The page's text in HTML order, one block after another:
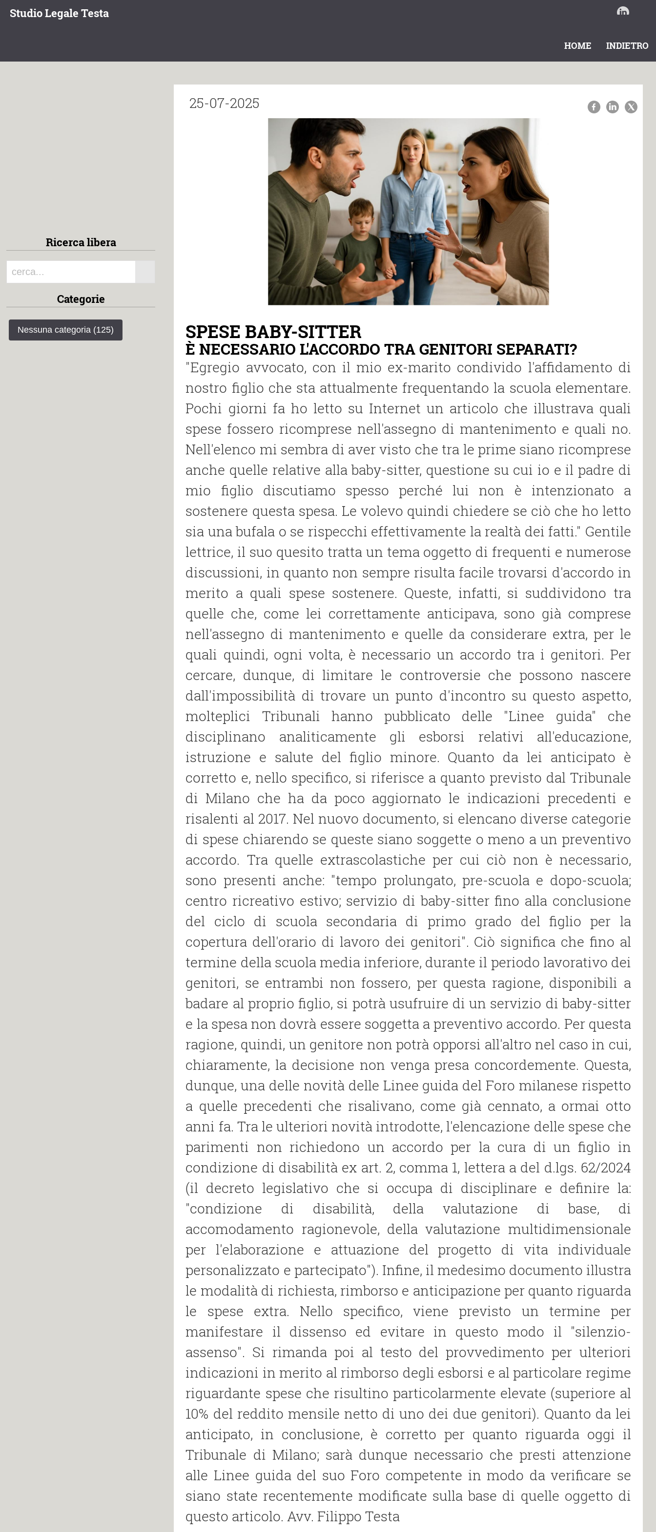
Studio Legale Testa
HOME INDIETRO
Ricerca libera
Categorie
Nessuna categoria (125)
25-07-2025
SPESE BABY-SITTER
È NECESSARIO L′ACCORDO TRA GENITORI SEPARATI?
"Egregio avvocato, con il mio ex-marito condivido l′affidamento di
nostro figlio che sta attualmente frequentando la scuola elementare.
Pochi giorni fa ho letto su Internet un articolo che illustrava quali
spese fossero ricomprese nell′assegno di mantenimento e quali no.
Nell′elenco mi sembra di aver visto che tra le prime siano ricomprese
anche quelle relative alla baby-sitter, questione su cui io e il padre di
mio figlio discutiamo spesso perché lui non è intenzionato a
sostenere questa spesa. Le volevo quindi chiedere se ciò che ho letto
sia una bufala o se rispecchi effettivamente la realtà dei fatti." Gentile
lettrice, il suo quesito tratta un tema oggetto di frequenti e numerose
discussioni, in quanto non sempre risulta facile trovarsi d′accordo in
merito a quali spese sostenere. Queste, infatti, si suddividono tra
quelle che, come lei correttamente anticipava, sono già comprese
nell′assegno di mantenimento e quelle da considerare extra, per le
quali quindi, ogni volta, è necessario un accordo tra i genitori. Per
cercare, dunque, di limitare le controversie che possono nascere
dall′impossibilità di trovare un punto d′incontro su questo aspetto,
molteplici Tribunali hanno pubblicato delle "Linee guida" che
disciplinano analiticamente gli esborsi relativi all′educazione,
istruzione e salute del figlio minore. Quanto da lei anticipato è
corretto e, nello specifico, si riferisce a quanto previsto dal Tribunale
di Milano che ha da poco aggiornato le indicazioni precedenti e
risalenti al 2017. Nel nuovo documento, si elencano diverse categorie
di spese chiarendo se queste siano soggette o meno a un preventivo
accordo. Tra quelle extrascolastiche per cui ciò non è necessario,
sono presenti anche: "tempo prolungato, pre-scuola e dopo-scuola;
centro ricreativo estivo; servizio di baby-sitter fino alla conclusione
del ciclo di scuola secondaria di primo grado del figlio per la
copertura dell′orario di lavoro dei genitori". Ciò significa che fino al
termine della scuola media inferiore, durante il periodo lavorativo dei
genitori, se entrambi non fossero, per questa ragione, disponibili a
badare al proprio figlio, si potrà usufruire di un servizio di baby-sitter
e la spesa non dovrà essere soggetta a preventivo accordo. Per questa
ragione, quindi, un genitore non potrà opporsi all′altro nel caso in cui,
chiaramente, la decisione non venga presa concordemente. Questa,
dunque, una delle novità delle Linee guida del Foro milanese rispetto
a quelle precedenti che risalivano, come già cennato, a ormai otto
anni fa. Tra le ulteriori novità introdotte, l′elencazione delle spese che
parimenti non richiedono un accordo per la cura di un figlio in
condizione di disabilità ex art. 2, comma 1, lettera a del d.lgs. 62/2024
(il decreto legislativo che si occupa di disciplinare e definire la:
"condizione di disabilità, della valutazione di base, di
accomodamento ragionevole, della valutazione multidimensionale
per l′elaborazione e attuazione del progetto di vita individuale
personalizzato e partecipato"). Infine, il medesimo documento illustra
le modalità di richiesta, rimborso e anticipazione per quanto riguarda
le spese extra. Nello specifico, viene previsto un termine per
manifestare il dissenso ed evitare in questo modo il "silenzio-
assenso". Si rimanda poi al testo del provvedimento per ulteriori
indicazioni in merito al rimborso degli esborsi e al particolare regime
riguardante spese che risultino particolarmente elevate (superiore al
10% del reddito mensile netto di uno dei due genitori). Quanto da lei
anticipato, in conclusione, è corretto per quanto riguarda oggi il
Tribunale di Milano; sarà dunque necessario che presti attenzione
alle Linee guida del suo Foro competente in modo da verificare se
siano state recentemente modificate sulla base di quelle oggetto di
questo articolo. Avv. Filippo Testa